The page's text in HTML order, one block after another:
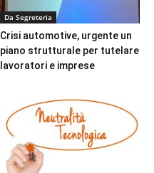
Da Segreteria
Crisi automotive, urgente un
piano strutturale per tutelare
lavoratori e imprese